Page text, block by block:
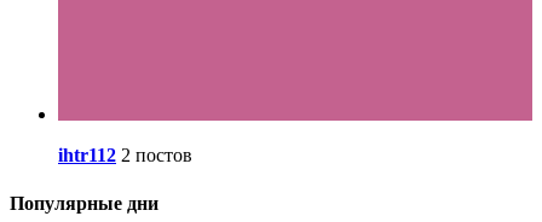
ihtr112 2 постов
Популярные дни